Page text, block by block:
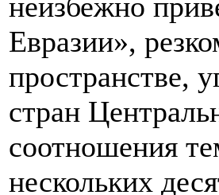
Евразии»,
пространстве,
стран
соотношения
нескольких